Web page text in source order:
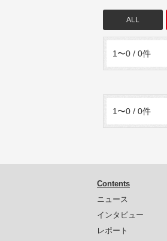
ALL
1〜0 / 0件
1〜0 / 0件
Contents
ニュース
インタビュー
レポート